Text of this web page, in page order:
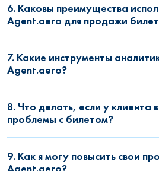
6. Каковы преимущества
Agent.aero для продажи
7. Какие инструменты
Agent.aero?
8. Что делать, если у клиента
проблемы с билетом?
9. Как я могу повысить свои
Agent.aero?